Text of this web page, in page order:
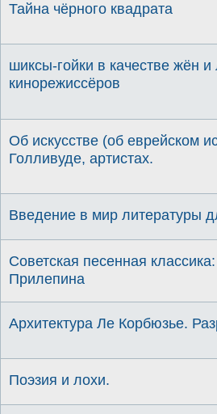
Тайна чёрного квадрата
шиксы-гойки в качестве жён
кинорежиссёров
Об искусстве (об еврейском
Голливуде, артистах.
Введение в мир литературы
Советская песенная
Прилепина
Архитектура Ле Корбюзье.
Поэзия и лохи.